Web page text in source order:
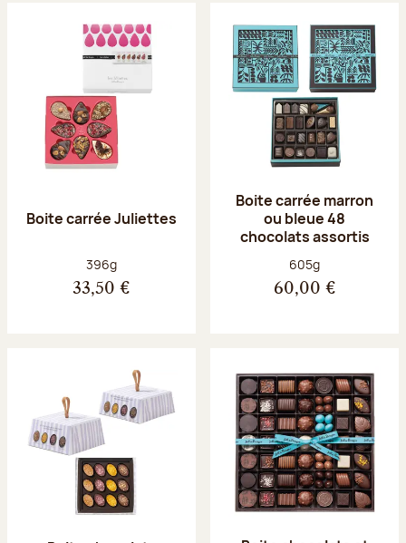
Boite carrée Juliettes
Poids net :
396g
33,50 €
Boite carrée marron
ou bleue 48
chocolats assortis
Poids net :
605g
60,00 €